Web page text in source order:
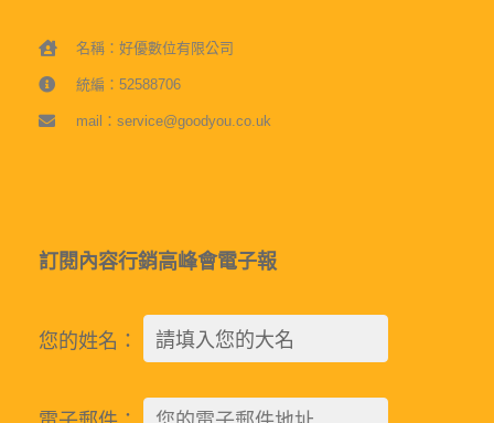
名稱：好優數位有限公司
統編：52588706
mail：service@goodyou.co.uk
訂閱內容行銷高峰會電子報
您的姓名：